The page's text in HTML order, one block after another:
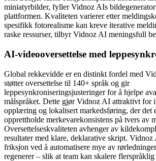
miniatyrbilder, fyller Vidnoz AIs
plattformen. Kvaliteten varierer etter
spesifikk fotorealisme kan kreve iterative
raske ressurser, tilbyr Vidnoz AI meningsfull
AI-videooversettelse med
Global rekkevidde er en distinkt fordel med
støtter oversettelse til 140+ språk og gir
leppesynkroniseringsjusteringer for å hjelpe
målspråket. Dette gjør Vidnoz AI attraktivt for
opplæring og lokalisert markedsføring, der det
opprettholde merkevarekonsistens på tvers av
Oversettelseskvaliteten avhenger av
resultater med klare, deklarative skript.
friksjon ved å automatisere mye av
regenerer – slik at team kan skalere